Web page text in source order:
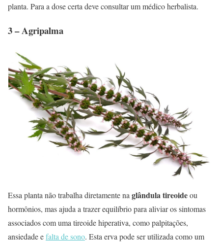
planta. Para a dose certa deve consultar um médico herbalista.
3 – Agripalma
Essa planta não trabalha diretamente na glândula tireoideou
hormônios, mas ajuda a trazer equilíbrio para aliviar os sintomas
associados com uma tireoide hiperativa, como palpitações,
ansiedade efalta de sono. Esta erva pode ser utilizada como um